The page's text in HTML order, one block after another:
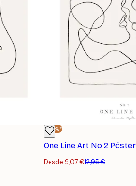
-30%*
One Line Art No 2 Póster
Desde 9,07 €12,95 €